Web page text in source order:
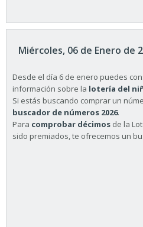
Miércoles, 06 de Enero de
Desde el día 6 de enero puedes
información sobre la lotería del
Si estás buscando comprar un
buscador de números 2026.
Para comprobar décimos de la
sido premiados, te ofrecemos un